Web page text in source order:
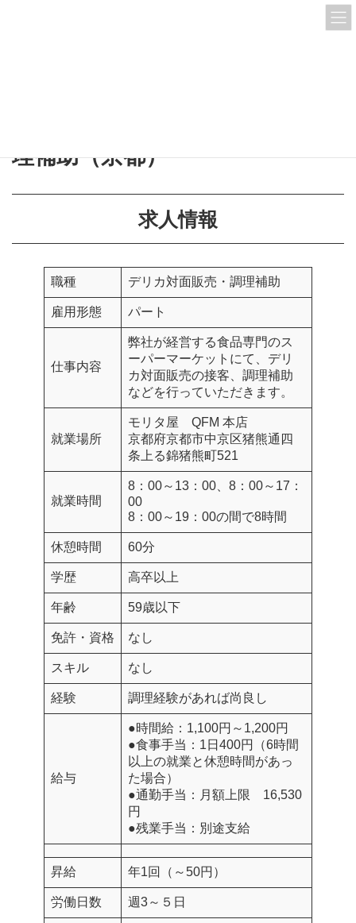
理補助（京都）
求人情報
職種 デリカ対面販売・調理補助
雇用形態 パート
仕事内容
弊社が経営する食品専門のス
ーパーマーケットにて、デリ
カ対面販売の接客、調理補助
などを行っていただきます。
就業場所
モリタ屋 QFM 本店
京都府京都市中京区猪熊通四
条上る錦猪熊町521
就業時間
8：00～13：00、8：00～17：
00
8：00～19：00の間で8時間
休憩時間 60分
学歴 高卒以上
年齢 59歳以下
免許・資格 なし
スキル なし
経験 調理経験があれば尚良し
給与
●時間給：1,100円～1,200円
●食事手当：1日400円（6時間
以上の就業と休憩時間があっ
た場合）
●通勤手当：月額上限 16,530
円
●残業手当：別途支給
昇給 年1回（～50円）
労働日数 週3～５日